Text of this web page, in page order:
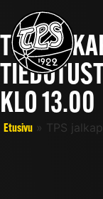
TPS
KLO 13.00
Etusivu » TPS